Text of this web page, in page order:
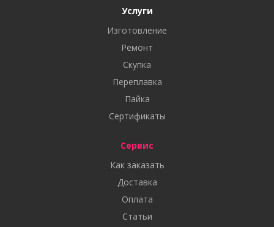
Услуги
Изготовление
Ремонт
Скупка
Переплавка
Пайка
Сертификаты
Сервис
Как заказать
Доставка
Оплата
Статьи